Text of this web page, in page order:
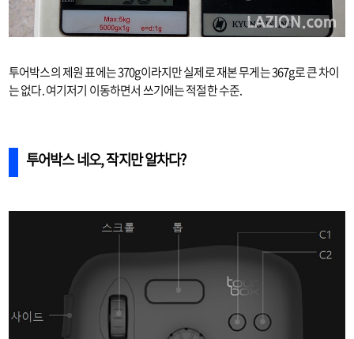
투어박스의 제원 표에는 370g이라지만 실제로 재본 무게는 367g로 큰 차이
는 없다. 여기저기 이동하면서 쓰기에는 적절한 수준.
투어박스 네오, 작지만 알차다?